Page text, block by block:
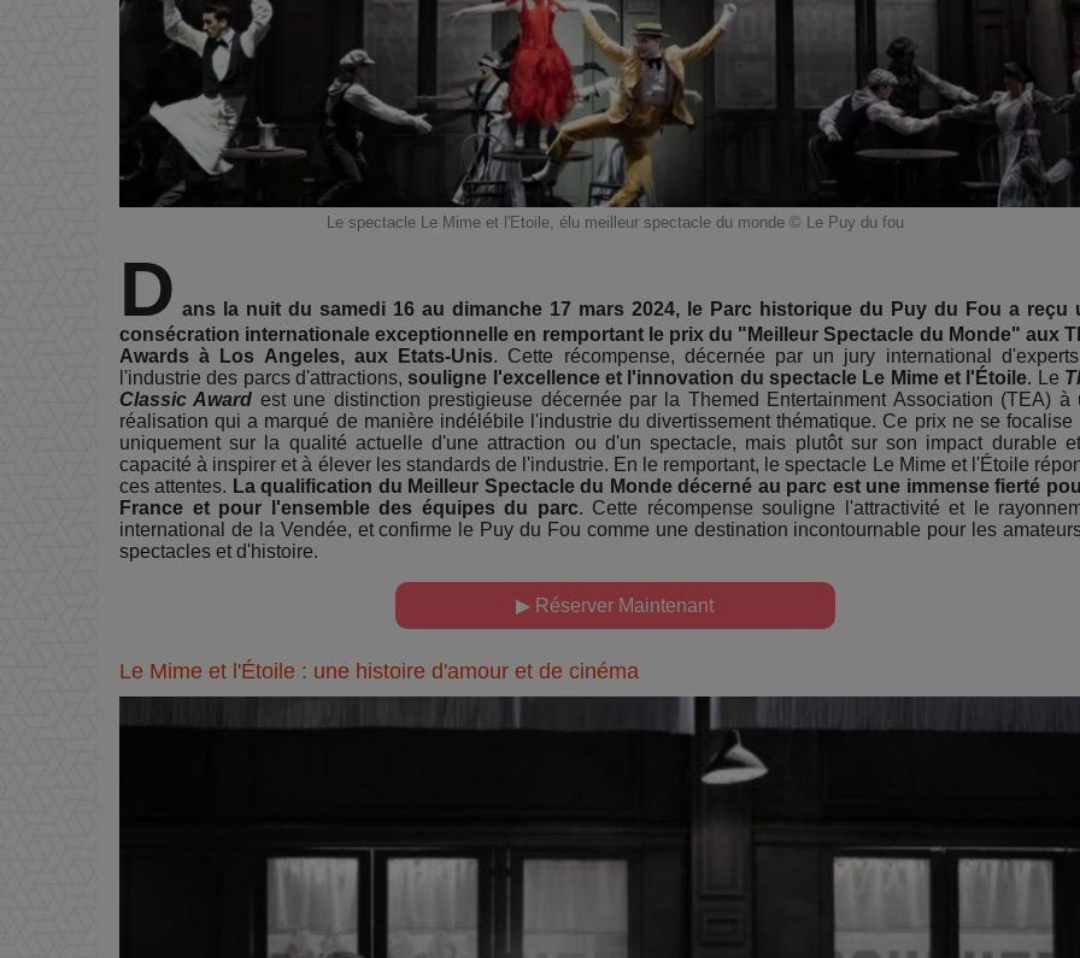
Le spectacle Le Mime et l'Etoile, élu meilleur spectacle du monde © Le Puy du fou
D ans la nuit du samedi 16 au dimanche 17 mars 2024, le Parc historique du Puy du Fou a reçu
consécration internationale exceptionnelle en remportant le prix du "Meilleur Spectacle du Monde" aux
Awards à Los Angeles, aux Etats-Unis. Cette récompense, décernée par un jury international
l'industrie des parcs d'attractions,souligne l'excellence et l'innovation du spectacle Le Mime et l'Étoile. Le
Classic Award est une distinction prestigieuse décernée par la Themed Entertainment Association (TEA) à
réalisation qui a marqué de manière indélébile l'industrie du divertissement thématique. Ce prix ne se focalise
uniquement sur la qualité actuelle d'une attraction ou d'un spectacle, mais plutôt sur son impact durable
capacité à inspirer et à élever les standards de l'industrie. En le remportant, le spectacle Le Mime et l'Étoile
ces attentes. La qualification du Meilleur Spectacle du Monde décerné au parc est une immense fierté
France et pour l'ensemble des équipes du parc. Cette récompense souligne l'attractivité et le
international de la Vendée, et confirme le Puy du Fou comme une destination incontournable pour les
spectacles et d'histoire.
▶ Réserver Maintenant
Le Mime et l'Étoile : une histoire d'amour et de cinéma